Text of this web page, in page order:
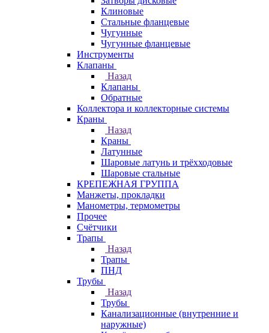
Клиновые
Стальные фланцевые
Чугунные
Чугунные фланцевые
Инструменты
Клапаны
Назад
Клапаны
Обратные
Коллектора и коллекторные системы
Краны
Назад
Краны
Латунные
Шаровые латунь и трёхходовые
Шаровые стальные
КРЕПЕЖНАЯ ГРУППА
Манжеты, прокладки
Манометры, термометры
Прочее
Счётчики
Трапы
Назад
Трапы
ПНД
Трубы
Назад
Трубы
Канализационные (внутренние и
наружные)